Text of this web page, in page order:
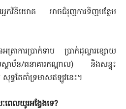
នកវិនិយោគ អាចជំរុញការទិញបន្ថែម
ៃអត្រាការប្រាក់ទាប ប្រាក់ដុល្លារខ្សោយ
ថាប័ន/ធនាគារកណ្តាល) និងសន្ទុះ
ទ្ធតែគាំទ្រមាសឥឡូវនេះ។
ពេលយូរអង្វែងទេ?